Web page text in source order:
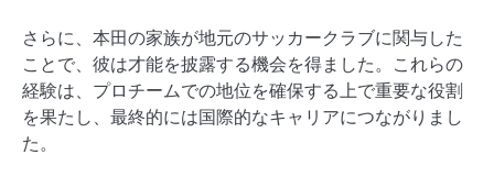
さらに、本田の家族が地元のサッカークラブに関与した
ことで、彼は才能を披露する機会を得ました。これらの
経験は、プロチームでの地位を確保する上で重要な役割
を果たし、最終的には国際的なキャリアにつながりまし
た。